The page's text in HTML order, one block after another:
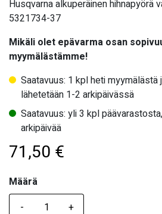
Husqvarna alkuperäinen hihnapyörä
5321734-37
Mikäli olet epävarma osan
myymälästämme!
Saatavuus: 1 kpl heti myymälästä
lähetetään 1-2 arkipäivässä
Saatavuus: yli 3 kpl
arkipäivää
71,50 €
Määrä
Määrä